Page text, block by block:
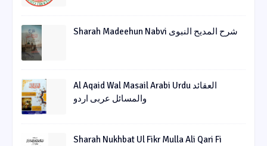
Sharah Madeehun Nabvi شرح المدیح النبوی
Al Aqaid Wal Masail Arabi Urdu العقائد
والمسائل عربی اردو
Sharah Nukhbat Ul Fikr Mulla Ali Qari Fi